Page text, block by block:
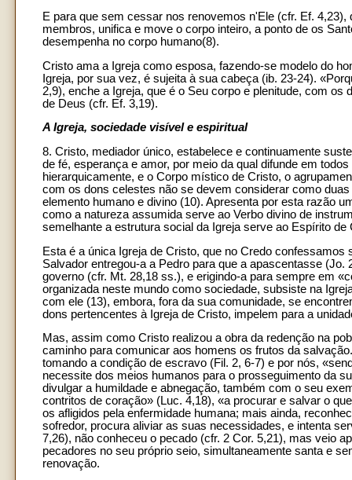
E para que sem cessar nos renovemos n'Ele (cfr. Ef.
membros, unifica e move o corpo inteiro, a ponto de os
desempenha no corpo humano(8).
Cristo ama a Igreja como esposa, fazendo-se modelo do
Igreja, por sua vez, é sujeita à sua cabeça (ib. 23-24).
2,9), enche a Igreja, que é o Seu corpo e plenitude, com
de Deus (cfr. Ef. 3,19).
A Igreja, sociedade visível e espiritual
8. Cristo, mediador único, estabelece e continuamente
de fé, esperança e amor, por meio da qual difunde em
hierarquicamente, e o Corpo místico de Cristo, o
com os dons celestes não se devem considerar como
elemento humano e divino (10). Apresenta por esta razão
como a natureza assumida serve ao Verbo divino de
semelhante a estrutura social da Igreja serve ao Espírito
Esta é a única Igreja de Cristo, que no Credo
Salvador entregou-a a Pedro para que a apascentasse
governo (cfr. Mt. 28,18 ss.), e erigindo-a para sempre em
organizada neste mundo como sociedade, subsiste na
com ele (13), embora, fora da sua comunidade, se
dons pertencentes à Igreja de Cristo, impelem para a
Mas, assim como Cristo realizou a obra da redenção na
caminho para comunicar aos homens os frutos da
tomando a condição de escravo (Fil. 2, 6-7) e por nós,
necessite dos meios humanos para o prosseguimento da
divulgar a humildade e abnegação, também com o seu
contritos de coração» (Luc. 4,18), «a procurar e salvar o
os afligidos pela enfermidade humana; mais ainda,
sofredor, procura aliviar as suas necessidades, e intenta
7,26), não conheceu o pecado (cfr. 2 Cor. 5,21), mas veio
pecadores no seu próprio seio, simultaneamente santa e
renovação.